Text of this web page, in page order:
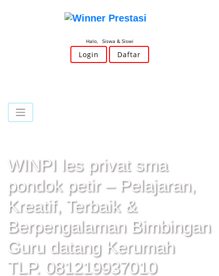
Halo, Siswa & Siswi
Login Daftar
WINPI les privat sma
pondok petir – Pelajaran,
Kreatif, Terbaik &
Berpengalaman Bimbingan
Guru datang Kerumah
TLP. 081219937010